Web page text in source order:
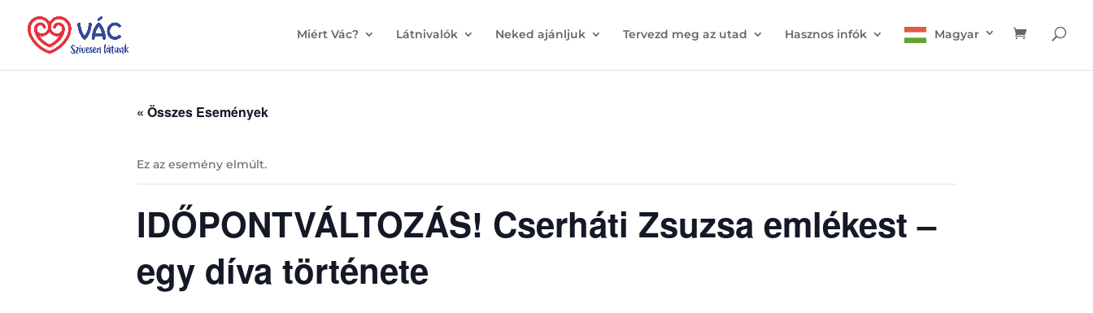
Miért Vác? Látnivalók Neked ajánljuk Tervezd meg az utad Hasznos infók Magyar
« Összes Események
Ez az esemény elmúlt.
IDŐPONTVÁLTOZÁS! Cserháti Zsuzsa emlékest –
egy díva története